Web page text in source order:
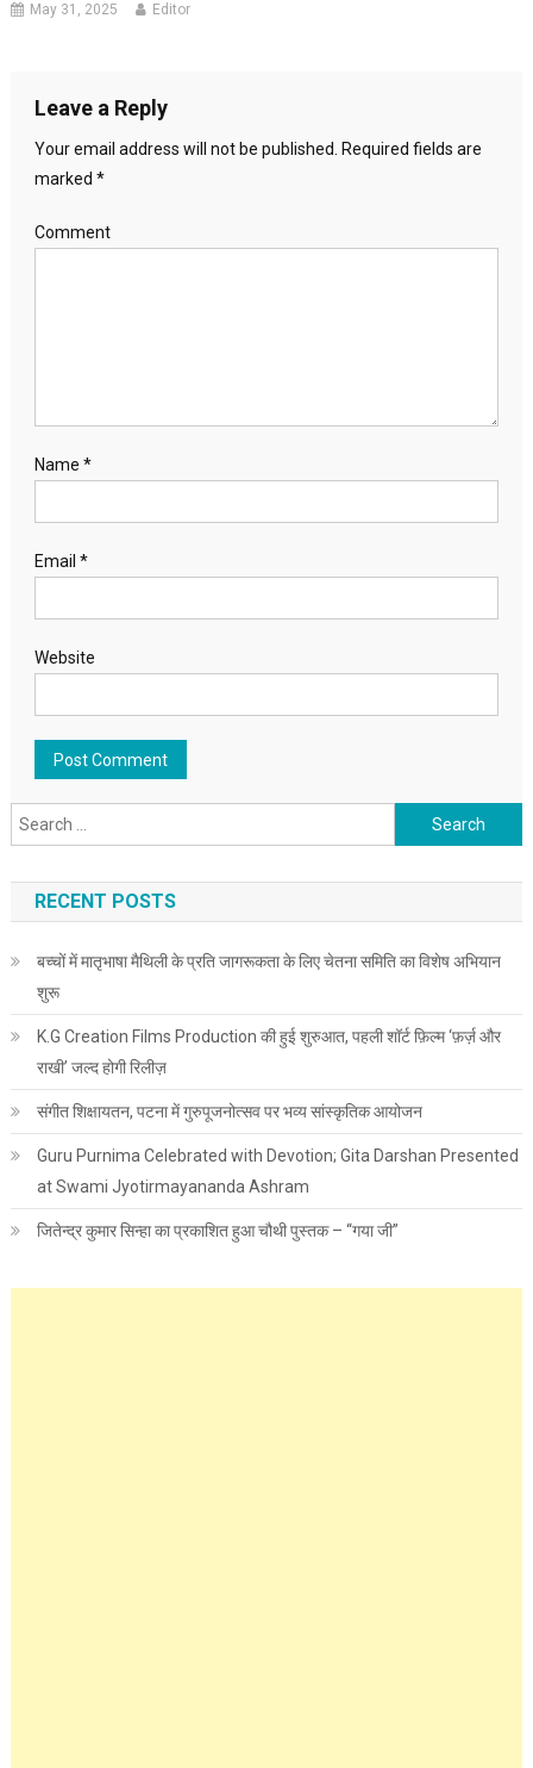
May 31, 2025 Editor
Leave a Reply
Your email address will not be published. Required fields are
marked *
Comment
Name *
Email *
Website
Search for:
RECENT POSTS
बच्चों में मातृभाषा मैथिली के प्रति जागरूकता के लिए चेतना समिति का विशेष अभियान
शुरू
K.G Creation Films Production की हुई शुरुआत, पहली शॉर्ट फ़िल्म ‘फ़र्ज़ और
राखी’ जल्द होगी रिलीज़
संगीत शिक्षायतन, पटना में गुरुपूजनोत्सव पर भव्य सांस्कृतिक आयोजन
Guru Purnima Celebrated with Devotion; Gita Darshan Presented
at Swami Jyotirmayananda Ashram
जितेन्द्र कुमार सिन्हा का प्रकाशित हुआ चौथी पुस्तक – “गया जी”